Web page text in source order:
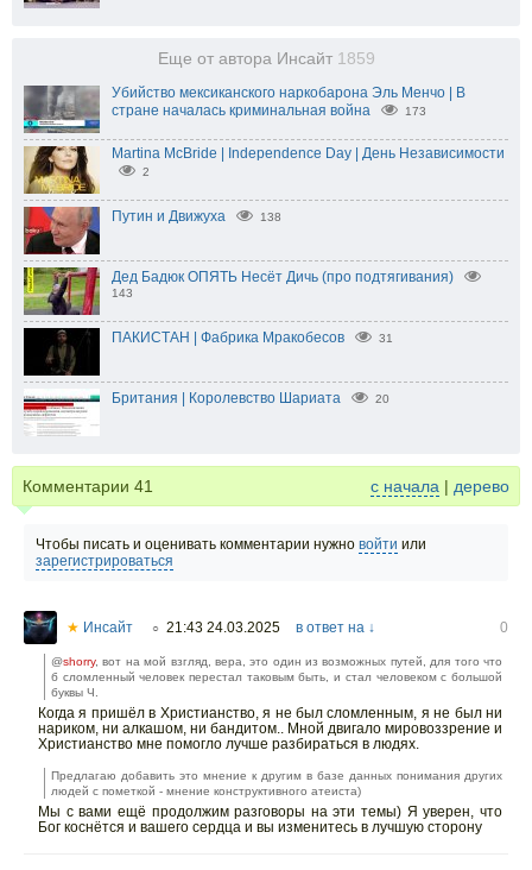
Еще от автора Инсайт 1859
Убийство мексиканского наркобарона Эль Менчо | В
стране началась криминальная война
173
Martina McBride | Independence Day | День Независимости
2
Путин и Движуха 138
Дед Бадюк ОПЯТЬ Несёт Дичь (про подтягивания)
143
ПАКИСТАН | Фабрика Мракобесов 31
Британия | Королевство Шариата 20
Комментарии 41 с начала | дерево
Чтобы писать и оценивать комментарии нужно войти или
зарегистрироваться
★ Инсайт ○ 21:43 24.03.2025 в ответ на ↓ 0
@shorry, вот на мой взгляд, вера, это один из возможных путей, для того что
б сломленный человек перестал таковым быть, и стал человеком с большой
буквы Ч.
Когда я пришёл в Христианство, я не был сломленным, я не был ни
нариком, ни алкашом, ни бандитом.. Мной двигало мировоззрение и
Христианство мне помогло лучше разбираться в людях.
Предлагаю добавить это мнение к другим в базе данных понимания других
людей с пометкой - мнение конструктивного атеиста)
Мы с вами ещё продолжим разговоры на эти темы) Я уверен, что
Бог коснётся и вашего сердца и вы изменитесь в лучшую сторону